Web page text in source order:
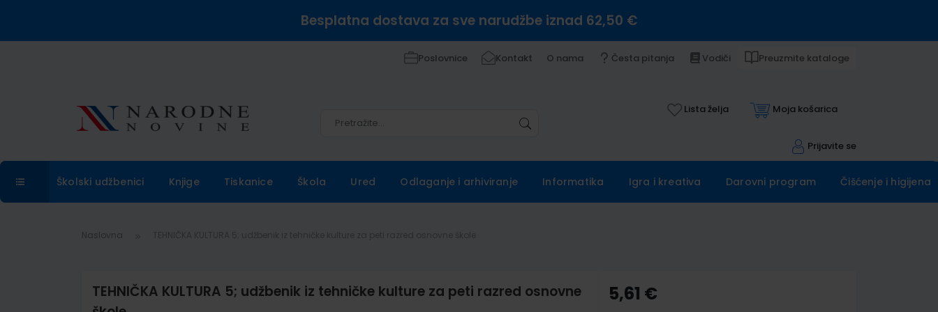
Besplatna dostava za sve narudžbe iznad 62,50 €
Poslovnice Kontakt O nama Česta pitanja Vodiči Preuzmite kataloge
Lista želja Moja košarica
Prijavite se
Školski udžbenici Knjige Tiskanice Škola Ured Odlaganje i arhiviranje Informatika Igra i kreativa Darovni program Čišćenje i higijena
Naslovna
TEHNIČKA KULTURA 5; udžbenik iz tehničke kulture za peti razred osnovne
5,61 €